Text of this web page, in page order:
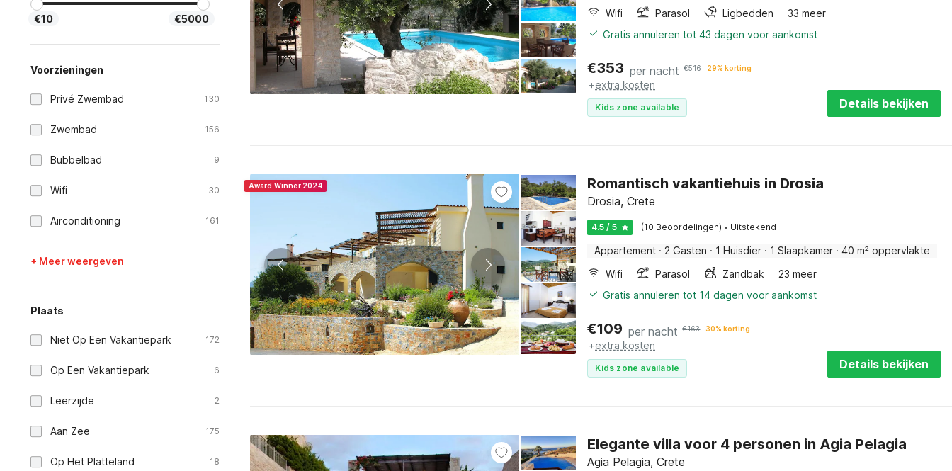
€10 €5000
Voorzieningen
Privé Zwembad 130
Zwembad 156
Bubbelbad 9
Wifi 30
Airconditioning 161
+ Meer weergeven
Plaats
Niet Op Een Vakantiepark 172
Op Een Vakantiepark 6
Leerzijde 2
Aan Zee 175
Op Het Platteland 18
Wifi
Parasol Ligbedden
33 meer
Gratis annuleren tot 43 dagen voor aankomst
€353 per nacht €516 29% korting
+extra kosten
Kids zone available Details bekijken
Award Winner 2024 Romantisch vakantiehuis in Drosia
Drosia, Crete
4.5 / 5 (10 Beoordelingen) · Uitstekend
Appartement · 2 Gasten · 1 Huisdier · 1 Slaapkamer · 40 m² oppervlakte
Wifi
Parasol Zandbak
23 meer
Gratis annuleren tot 14 dagen voor aankomst
€109 per nacht €163 30% korting
+extra kosten
Kids zone available Details bekijken
Elegante villa voor 4 personen in Agia Pelagia
Agia Pelagia, Crete